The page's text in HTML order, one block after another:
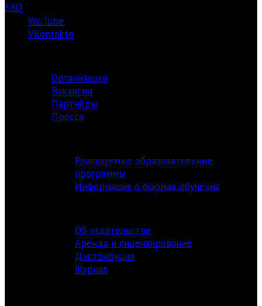
FAQ
YouTube
VKontakte
Организация
Вакансии
Партнёры
Пресса
Реализуемые образовательные
программы
Информация о формах обучения
Об издательстве
Аренда и лицензирование
Дистрибуция
Журнал